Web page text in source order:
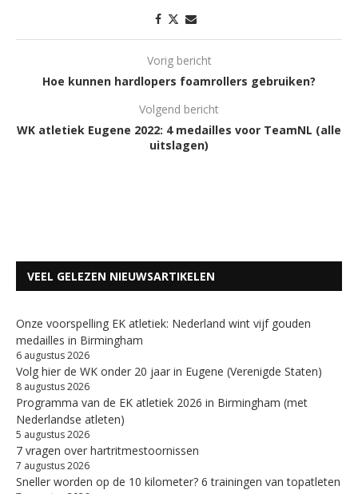
Vorig bericht
Hoe kunnen hardlopers foamrollers gebruiken?
Volgend bericht
WK atletiek Eugene 2022: 4 medailles voor TeamNL (alle
uitslagen)
VEEL GELEZEN NIEUWSARTIKELEN
Onze voorspelling EK atletiek: Nederland wint vijf gouden
medailles in Birmingham
6 augustus 2026
Volg hier de WK onder 20 jaar in Eugene (Verenigde Staten)
8 augustus 2026
Programma van de EK atletiek 2026 in Birmingham (met
Nederlandse atleten)
5 augustus 2026
7 vragen over hartritmestoornissen
7 augustus 2026
Sneller worden op de 10 kilometer? 6 trainingen van topatleten